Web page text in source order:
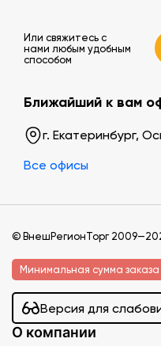
Или свяжитесь c
нами любым удобным
способом
Ближайший к вам
г. Екатеринбург,
Все офисы
© ВнешРегионТорг
Минимальная сумма
Версия для
О компании